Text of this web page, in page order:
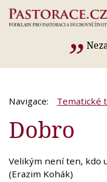
Navigace: Tematické
Dobro
Velikým není ten, kdo
(Erazim Kohák)